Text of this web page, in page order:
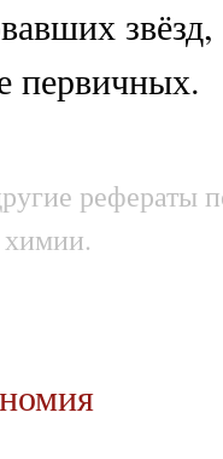
первичных.
рефераты